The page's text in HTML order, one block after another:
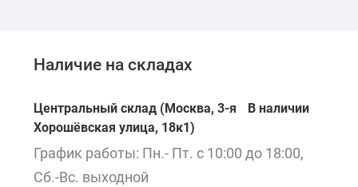
Наличие на складах
Центральный склад (Москва, 3-я
Хорошёвская улица, 18к1)
В наличии
График работы: Пн.- Пт. с 10:00 до 18:00,
Сб.-Вс. выходной